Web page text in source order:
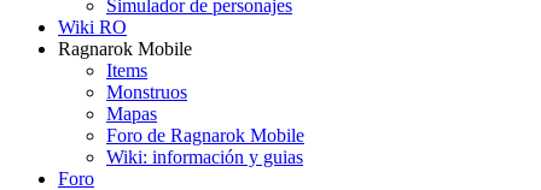
Simulador de personajes
Wiki RO
Ragnarok Mobile
Items
Monstruos
Mapas
Foro de Ragnarok Mobile
Wiki: información y guias
Foro